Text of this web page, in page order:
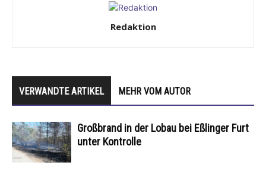
Redaktion
VERWANDTE ARTIKEL MEHR VOM AUTOR
Großbrand in der Lobau bei Eßlinger Furt
unter Kontrolle